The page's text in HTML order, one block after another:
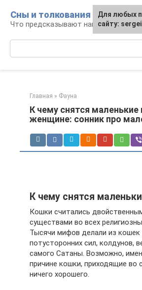
контенту
Сны и толкования
Что предсказывают нам наши сны
Главная » Фауна
К чему снятся маленькие
женщине: сонник про
К чему снятся
Кошки считались
существами во всех
Тысячи мифов делали из
потусторонних сил, колдунов,
самого Сатаны. Возможно,
причине кошки, приходящие во
ничего хорошего.
Для любых
сайту: